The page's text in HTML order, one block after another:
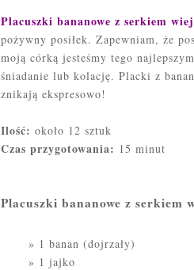
Placuszki bananowe z serkiem
pożywny posiłek. Zapewniam, że
moją córką jesteśmy tego
śniadanie lub kolację. Placki z
znikają ekspresowo!
Ilość: około 12 sztuk
Czas przygotowania: 15 minut
Placuszki bananowe z
1 banan (dojrzały)
1 jajko